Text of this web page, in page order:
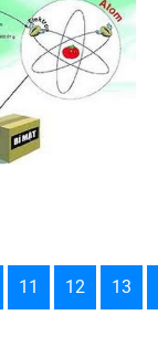
11 12 13